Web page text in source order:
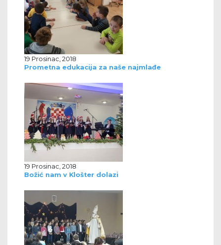
19 Prosinac, 2018
Prometna edukacija za naše najmlađe
19 Prosinac, 2018
Božić nam v Klošter dolazi